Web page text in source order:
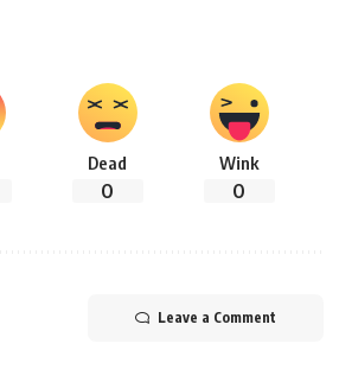
Dead
0
Wink
0
Leave a Comment